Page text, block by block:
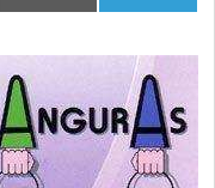
en
en